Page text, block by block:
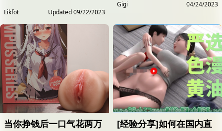
道的构造，做到又爽又不过度刺激。为
了帮助大家筛选商品，选购慢玩类型的
飞机杯，主要看材质和通道的设计，在
飞机杯材质的选择上，常见的材质有
TPE、硅胶、TPR等，而慢玩杯子在舒
适性方面则是TPE&gt;果冻软胶&gt;硅
胶&gt;TPR
Likfot
Updated09/22/2023
Gigi
04/24/2023
当你挣钱后一口气花两万
[经验分享]如何在国内直